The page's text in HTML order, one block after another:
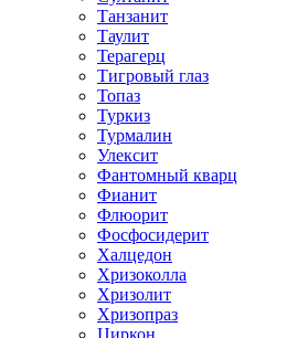
Танзанит
Таулит
Терагерц
Тигровый глаз
Топаз
Туркиз
Турмалин
Улексит
Фантомный кварц
Фианит
Флюорит
Фосфосидерит
Халцедон
Хризоколла
Хризолит
Хризопраз
Циркон